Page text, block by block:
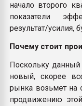
начало второго
показатели
результат/усилия,
Почему стоит
Поскольку
новый, скорее
рынка возьмет на
продвижению